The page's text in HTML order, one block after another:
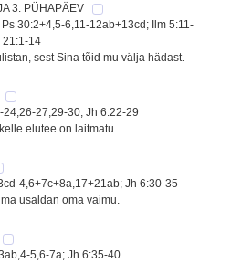
3. PÜHAPÄEV
30:2+4,5-6,11-12ab+13cd; Ilm 5:11-
21:1-14
sest Sina tõid mu välja hädast.
24,26-27,29-30; Jh 6:22-29
elutee on laitmatu.
4,6+7c+8a,17+21ab; Jh 6:30-35
usaldan oma vaimu.
5,6-7a; Jh 6:35-40